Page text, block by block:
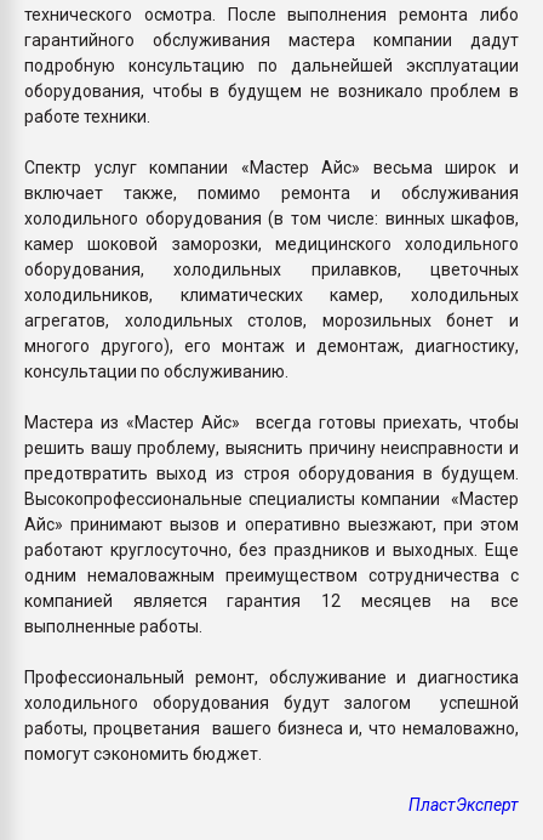
технического осмотра. После выполнения ремонта либо
гарантийного обслуживания мастера компании дадут
подробную консультацию по дальнейшей эксплуатации
оборудования, чтобы в будущем не возникало проблем в
работе техники.
Спектр услуг компании «Мастер Айс» весьма широк и
включает также, помимо ремонта и обслуживания
холодильного оборудования (в том числе: винных шкафов,
камер шоковой заморозки, медицинского холодильного
оборудования, холодильных прилавков, цветочных
холодильников, климатических камер, холодильных
агрегатов, холодильных столов, морозильных бонет и
многого другого), его монтаж и демонтаж, диагностику,
консультации по обслуживанию.
Мастера из «Мастер Айс» всегда готовы приехать, чтобы
решить вашу проблему, выяснить причину неисправности и
предотвратить выход из строя оборудования в будущем.
Высокопрофессиональные специалисты компании «Мастер
Айс» принимают вызов и оперативно выезжают, при этом
работают круглосуточно, без праздников и выходных. Еще
одним немаловажным преимуществом сотрудничества с
компанией является гарантия 12 месяцев на все
выполненные работы.
Профессиональный ремонт, обслуживание и диагностика
холодильного оборудования будут залогом успешной
работы, процветания вашего бизнеса и, что немаловажно,
помогут сэкономить бюджет.
ПластЭксперт